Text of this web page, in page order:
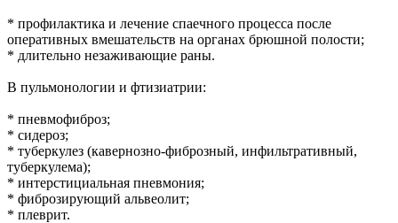
* профилактика и лечение спаечного процесса после
оперативных вмешательств на органах брюшной полости;
* длительно незаживающие раны.
В пульмонологии и фтизиатрии:
* пневмофиброз;
* сидероз;
* туберкулез (кавернозно-фиброзный, инфильтративный,
туберкулема);
* интерстициальная пневмония;
* фиброзирующий альвеолит;
* плеврит.